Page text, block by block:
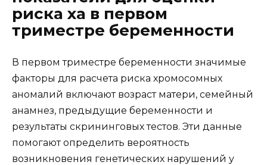
риска ха в первом
триместре беременности
В первом триместре беременности значимые
факторы для расчета риска хромосомных
аномалий включают возраст матери, семейный
анамнез, предыдущие беременности и
результаты скрининговых тестов. Эти данные
помогают определить вероятность
возникновения генетических нарушений у